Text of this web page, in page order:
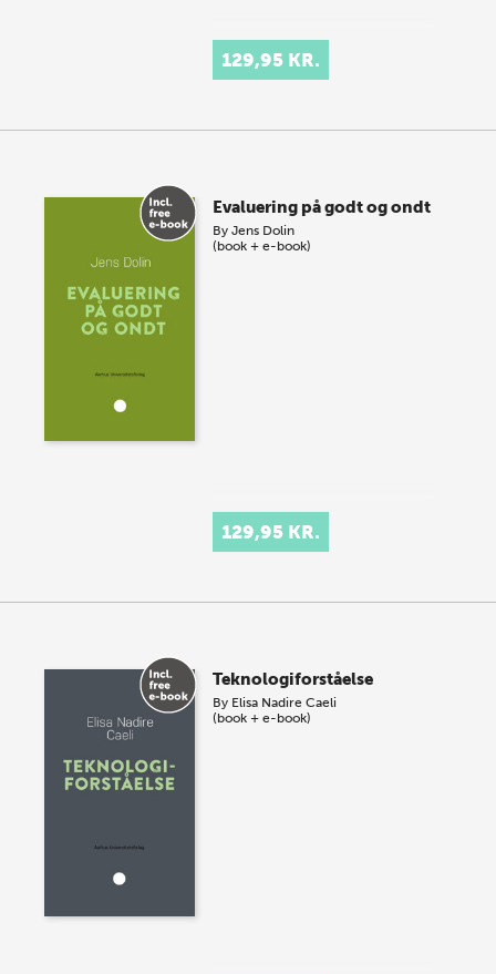
129,95 KR.
Evaluering på godt og ondt
ByJens Dolin
(book + e-book)
129,95 KR.
Teknologiforståelse
By Elisa Nadire Caeli
(book + e-book)